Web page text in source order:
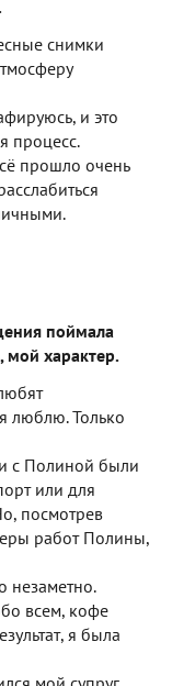
снимки
и это
процесс.
прошло очень
поймала
мой характер.
люблю. Только
с Полиной были
или для
посмотрев
работ Полины,
незаметно.
всем, кофе
я была